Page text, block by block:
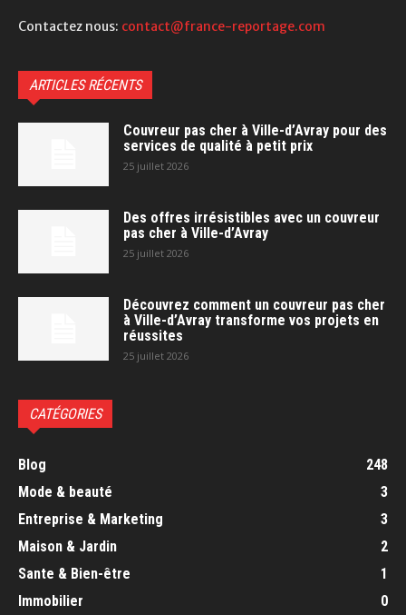
Contactez nous: contact@france-reportage.com
ARTICLES RÉCENTS
Couvreur pas cher à Ville-d’Avray pour des
services de qualité à petit prix
25 juillet 2026
Des offres irrésistibles avec un couvreur
pas cher à Ville-d’Avray
25 juillet 2026
Découvrez comment un couvreur pas cher
à Ville-d’Avray transforme vos projets en
réussites
25 juillet 2026
CATÉGORIES
Blog
248
Mode & beauté
3
Entreprise & Marketing
3
Maison & Jardin
2
Sante & Bien-être
1
Immobilier
0